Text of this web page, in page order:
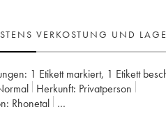
VERKOSTUNG UND
1 Etikett markiert, 1 Etikett
Herkunft:
privatperson
Rhonetal